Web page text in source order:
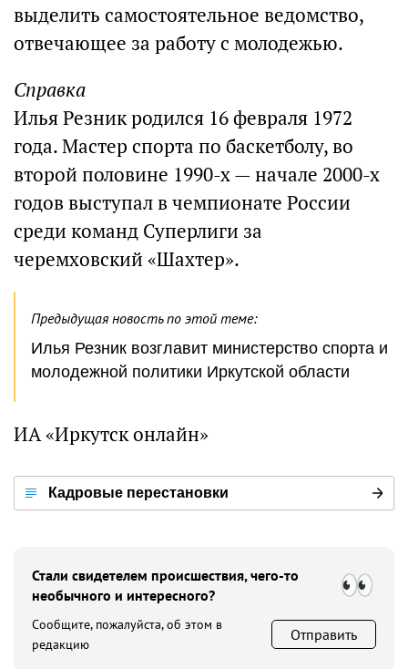
выделить самостоятельное ведомство,
отвечающее за работу с молодежью.
Справка
Илья Резник родился 16 февраля 1972
года. Мастер спорта по баскетболу, во
второй половине 1990-х — начале 2000-х
годов выступал в чемпионате России
среди команд Суперлиги за
черемховский «Шахтер».
Предыдущая новость по этой теме:
Илья Резник возглавит министерство спорта и
молодежной политики Иркутской области
ИА «Иркутск онлайн»
Кадровые перестановки
Стали свидетелем происшествия, чего-то
необычного и интересного?
Сообщите, пожалуйста, об этом в
редакцию
Отправить